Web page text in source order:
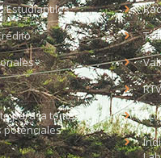
Estudiantiles
para la toma
potenciales